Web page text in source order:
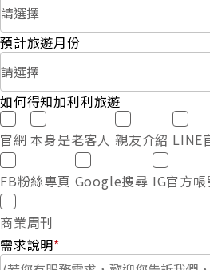
預計旅遊月份
如何得知加利利旅遊
官網 本身是老客人 親友介紹 LINE
FB粉絲專頁 Google搜尋 IG官方帳
商業周刊
需求說明*